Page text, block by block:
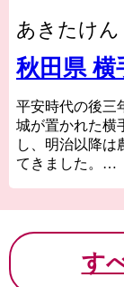
あきたけん
秋田県 横
平安時代の後三
城が置かれた横
し、明治以降は
てきました。
れています。
米麹を使用し
どの漬物や味
す